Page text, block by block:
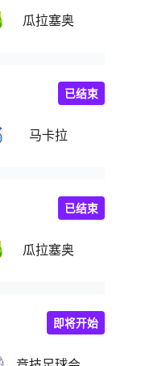
瓜拉塞奥
马卡拉
已结束
瓜拉塞奥
已结束
即将开始